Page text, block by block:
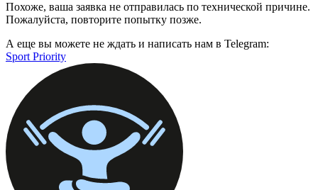
Похоже, ваша заявка не отправилась по технической причине.
Пожалуйста, повторите попытку позже.
А еще вы можете не ждать и написать нам в Telegram:
Sport Priority